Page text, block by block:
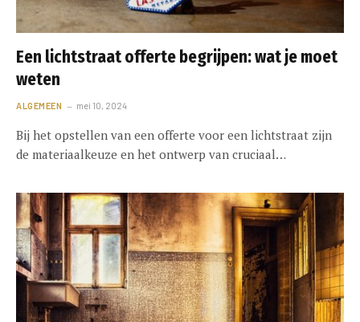
Een lichtstraat offerte begrijpen: wat je moet
weten
ALGEMEEN mei 10, 2024
Bij het opstellen van een offerte voor een lichtstraat zijn
de materiaalkeuze en het ontwerp van cruciaal…